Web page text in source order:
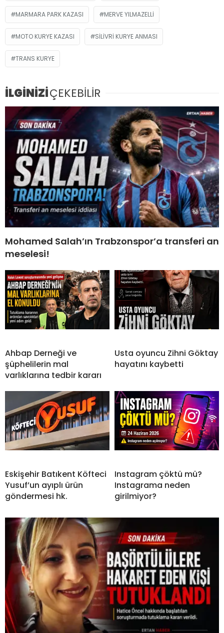
MARMARA PARK KAZASI MERVE YILMAZELLI
MOTO KURYE KAZASI SILIVRI KURYE ANMASI
TRANS KURYE
İLGİNİZİÇEKEBİLİR
Mohamed Salah’ın Trabzonspor’a transferi an
meselesi!
Ahbap Derneği ve
şüphelilerin mal
varlıklarına tedbir kararı
Usta oyuncu Zihni Göktay
hayatını kaybetti
Eskişehir Batıkent Köfteci
Yusuf’un ayıplı ürün
göndermesi hk.
Instagram çöktü mü?
Instagrama neden
girilmiyor?